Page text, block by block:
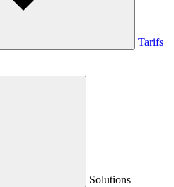
Tarifs
Solutions